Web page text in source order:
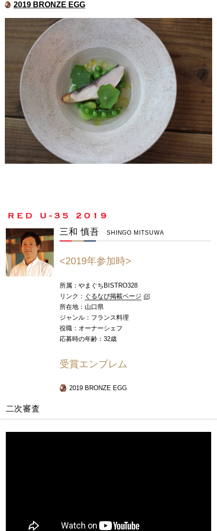
2019 BRONZE EGG
三和 慎吾 SHINGO MITSUWA
<2019年参加時>
所属：やまぐちBISTRO328
リンク： ぐるなび掲載ページ
所在地：山口県
ジャンル：フランス料理
役職：オーナーシェフ
応募時の年齢：32歳
受賞エンブレム
2019 BRONZE EGG
二次審査